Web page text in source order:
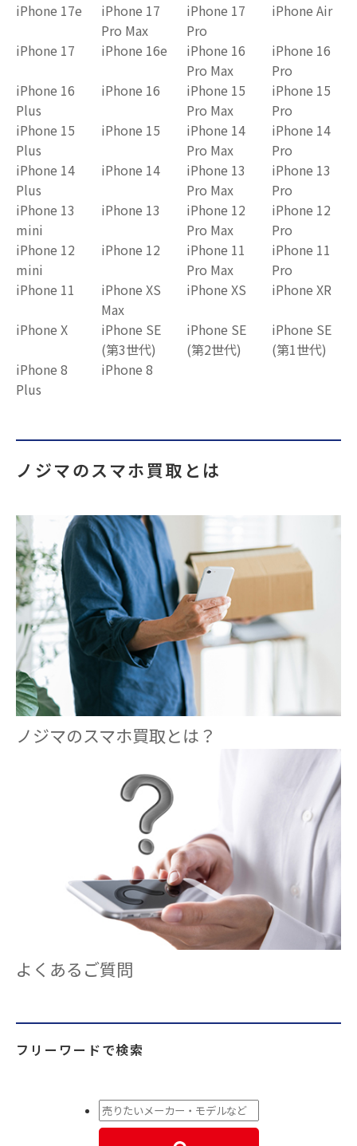
iPhone 17e
iPhone 17
Pro Max
iPhone 17
Pro
iPhone Air
iPhone 17 iPhone 16e
iPhone 16
Pro Max
iPhone 16
Pro
iPhone 16
Plus
iPhone 16
iPhone 15
Pro Max
iPhone 15
Pro
iPhone 15
Plus
iPhone 15
iPhone 14
Pro Max
iPhone 14
Pro
iPhone 14
Plus
iPhone 14
iPhone 13
Pro Max
iPhone 13
Pro
iPhone 13
mini
iPhone 13
iPhone 12
Pro Max
iPhone 12
Pro
iPhone 12
mini
iPhone 12
iPhone 11
Pro Max
iPhone 11
Pro
iPhone 11
iPhone XS
Max
iPhone XS iPhone XR
iPhone X
iPhone SE
(第3世代)
iPhone SE
(第2世代)
iPhone SE
(第1世代)
iPhone 8
Plus
iPhone 8
ノジマのスマホ買取とは
ノジマのスマホ買取とは？
よくあるご質問
フリーワードで検索